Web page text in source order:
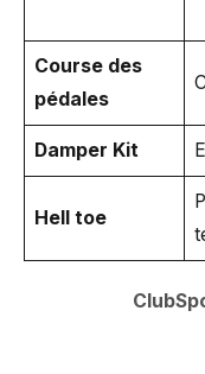
Course des
pédales
Damper Kit
Hell toe